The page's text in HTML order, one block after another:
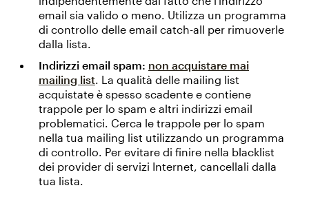
email sia valido o meno. Utilizza un programma
di controllo delle email catch-all per rimuoverle
dalla lista.
Indirizzi email spam: non acquistare mai
mailing list . La qualità delle mailing list
acquistate è spesso scadente e contiene
trappole per lo spam e altri indirizzi email
problematici. Cerca le trappole per lo spam
nella tua mailing list utilizzando un programma
di controllo. Per evitare di finire nella blacklist
dei provider di servizi Internet, cancellali dalla
tua lista.